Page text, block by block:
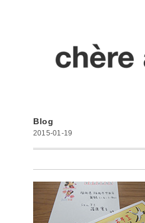
Blog
2015-01-19